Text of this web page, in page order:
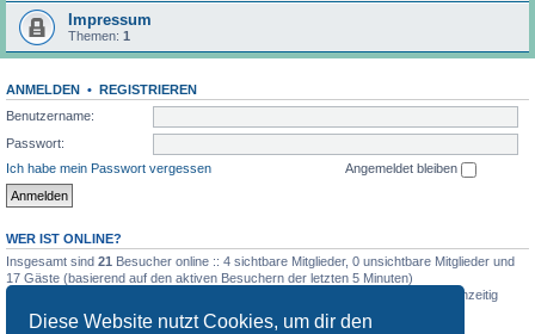
Diese Website nutzt Cookies, um dir den
Impressum
Themen: 1
ANMELDEN • REGISTRIEREN
Benutzername:
Passwort:
Ich habe mein Passwort vergessen
Angemeldet bleiben
WER IST ONLINE?
Insgesamt sind 21 Besucher online :: 4 sichtbare Mitglieder, 0 unsichtbare Mitglieder und
17 Gäste (basierend auf den aktiven Besuchern der letzten 5 Minuten)
Der Besucherrekord liegt bei
Besuchern, die am 4. August 2026, 19:00 gleichzeitig
online waren.